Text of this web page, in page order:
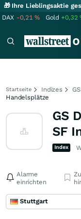
🎁 Ihre Lieblingsaktie
DAX -0,21% Gold +0,32
Startseite Indizes
Handelsplätze
GS
SF
Index
Alarme
einrichten
Stuttgart